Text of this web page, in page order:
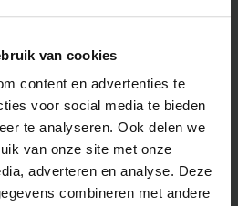
van cookies
content en advertenties te
voor social media te bieden
te analyseren. Ook delen we
van onze site met onze
adverteren en analyse. Deze
combineren met andere